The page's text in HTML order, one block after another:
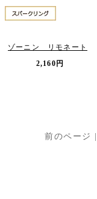
ゾーニン リモネート
2,160円
前のページ |